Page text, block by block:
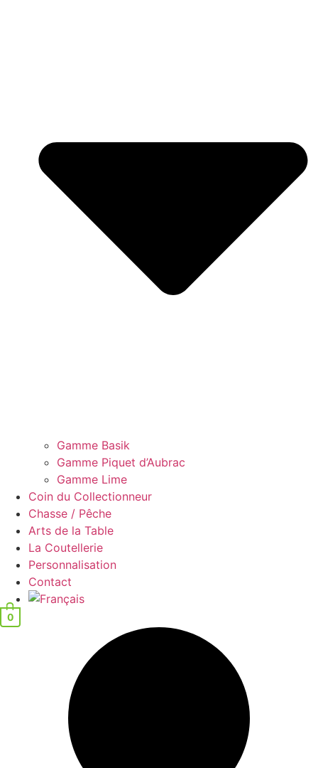
Gamme Basik
Gamme Piquet d’Aubrac
Gamme Lime
Coin du Collectionneur
Chasse / Pêche
Arts de la Table
La Coutellerie
Personnalisation
Contact
0